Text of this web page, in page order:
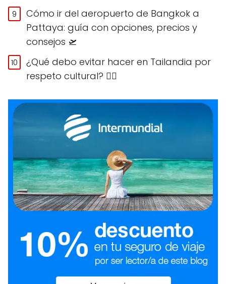
Cómo ir del aeropuerto de Bangkok a
Pattaya: guía con opciones, precios y
consejos 🛫
¿Qué debo evitar hacer en Tailandia por
respeto cultural? 🙅‍♀️